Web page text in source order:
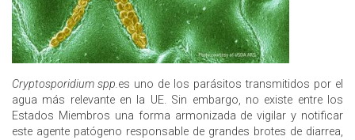
Cryptosporidium spp.es uno de los parásitos transmitidos por el
agua más relevante en la UE. Sin embargo, no existe entre los
Estados Miembros una forma armonizada de vigilar y notificar
este agente patógeno responsable de grandes brotes de diarrea,